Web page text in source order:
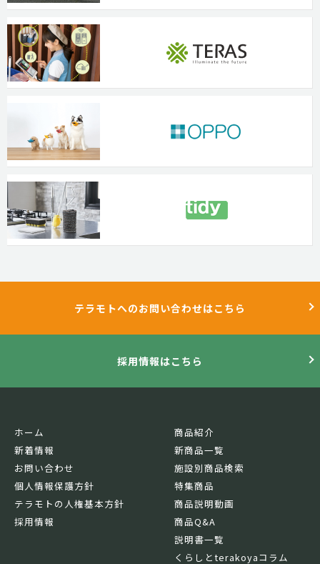
テラモトへのお問い合わせはこちら
採用情報はこちら
ホーム
新着情報
お問い合わせ
個人情報保護方針
テラモトの人権基本方針
採用情報
商品紹介
新商品一覧
施設別商品検索
特集商品
商品説明動画
商品Q&A
説明書一覧
くらしとterakoyaコラム